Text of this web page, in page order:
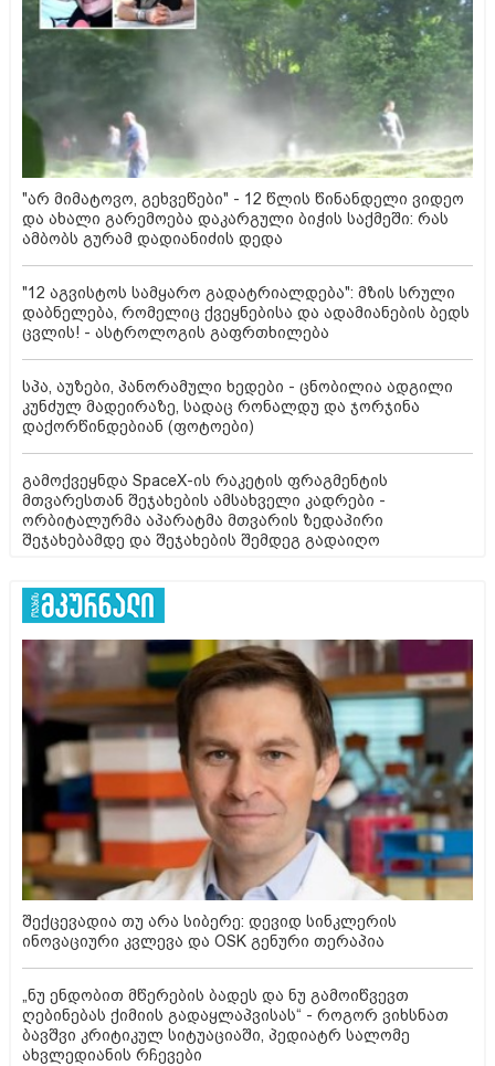
"არ მიმატოვო, გეხვეწები" - 12 წლის წინანდელი ვიდეო
და ახალი გარემოება დაკარგული ბიჭის საქმეში: რას
ამბობს გურამ დადიანიძის დედა
"12 აგვისტოს სამყარო გადატრიალდება": მზის სრული
დაბნელება, რომელიც ქვეყნებისა და ადამიანების ბედს
ცვლის! - ასტროლოგის გაფრთხილება
სპა, აუზები, პანორამული ხედები - ცნობილია ადგილი
კუნძულ მადეირაზე, სადაც რონალდუ და ჯორჯინა
დაქორწინდებიან (ფოტოები)
გამოქვეყნდა SpaceX-ის რაკეტის ფრაგმენტის
მთვარესთან შეჯახების ამსახველი კადრები -
ორბიტალურმა აპარატმა მთვარის ზედაპირი
შეჯახებამდე და შეჯახების შემდეგ გადაიღო
შექცევადია თუ არა სიბერე: დევიდ სინკლერის
ინოვაციური კვლევა და OSK გენური თერაპია
„ნუ ენდობით მწერების ბადეს და ნუ გამოიწვევთ
ღებინებას ქიმიის გადაყლაპვისას“ - როგორ ვიხსნათ
ბავშვი კრიტიკულ სიტუაციაში, პედიატრ სალომე
ახვლედიანის რჩევები